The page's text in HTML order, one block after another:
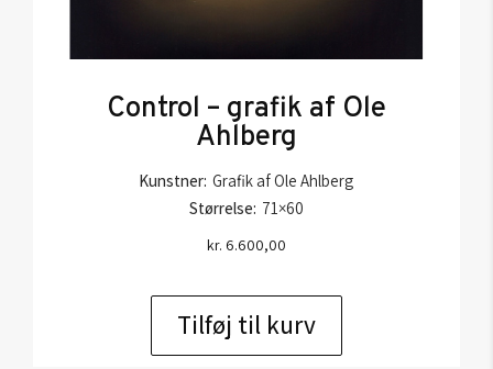
Control – grafik af Ole
Ahlberg
Kunstner: Grafik af Ole Ahlberg
Størrelse: 71×60
kr. 6.600,00
Tilføj til kurv